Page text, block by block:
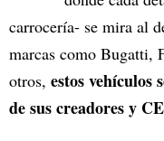
carrocería- se mira al
marcas como Bugatti,
otros, estos vehículos
de sus creadores y